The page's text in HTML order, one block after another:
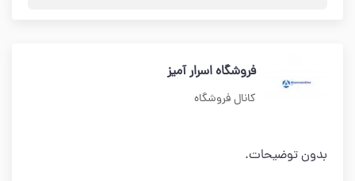
فروشگاه اسرار آمیز
کانال فروشگاه
بدون توضیحات.